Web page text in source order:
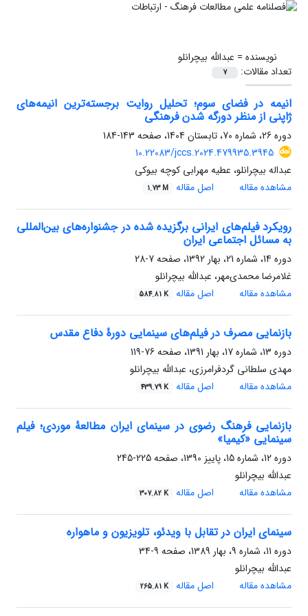
نویسنده = عبدالله بیچرانلو
تعداد مقالات:
7
انیمه در فضای سوم؛ تحلیل روایت برجسته‌ترین انیمه‌های
ژاپنی از منظر دورگه شدن فرهنگی
دوره 26، شماره 70، تابستان 1404، صفحه
143-184
10.22083/jccs.2024.479935.3945
عبداله بیچرانلو، عطیه مهرابی کوچه بیوکی
مشاهده مقاله
اصل مقاله 1.73 M
رویکرد فیلم‌های ایرانی برگزیده‌ شده در جشنواره‌های بین‌المللی
به مسائل اجتماعی ایران
دوره 14، شماره 21، بهار 1392، صفحه
7-28
غلامرضا محمدی‌مهر، عبدالله بیچرانلو
مشاهده مقاله
اصل مقاله 584.81 K
بازنمایی مصرف در فیلم‌های سینمایی دورۀ دفاع مقدس
دوره 13، شماره 17، بهار 1391، صفحه
76-119
مهدی سلطانی گردفرامرزی، عبدالله بیچرانلو
مشاهده مقاله
اصل مقاله 439.79 K
بازنمایی فرهنگ رضوی در سینمای ایران مطالعۀ موردی؛ فیلم
سینمایی «کیمیا»
دوره 12، شماره 15، پاییز 1390، صفحه
225-245
عبدالله بیچرانلو
مشاهده مقاله
اصل مقاله 307.82 K
سینمای ایران در تقابل با ویدئو، تلویزیون و ماهواره
دوره 11، شماره 9، بهار 1389، صفحه
9-34
عبدالله بیچرانلو
مشاهده مقاله
اصل مقاله 265.81 K